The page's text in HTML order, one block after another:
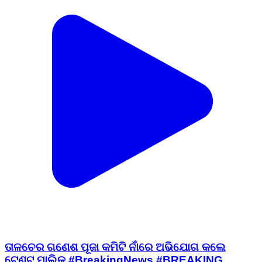
ତାଳଚେର ଗଣେଶ ପୂଜା କମିଟି ନାଁରେ ଅଭିଯୋଗ କଲେ